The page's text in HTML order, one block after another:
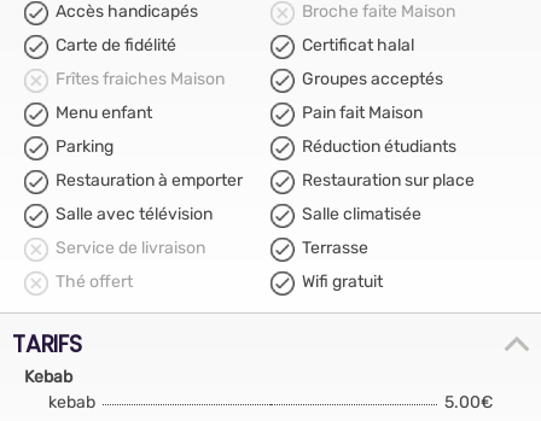
Accès handicapés
Broche faite Maison
Carte de fidélité
Certificat halal
Frîtes fraiches Maison
Groupes acceptés
Menu enfant
Pain fait Maison
Parking
Réduction étudiants
Restauration à emporter
Restauration sur place
Salle avec télévision
Salle climatisée
Service de livraison
Terrasse
Thé offert
Wifi gratuit
TARIFS
Kebab
kebab
5.00€